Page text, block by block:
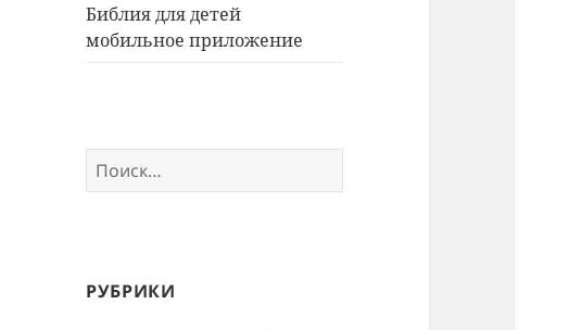
Библия для детей
мобильное приложение
Найти:
РУБРИКИ